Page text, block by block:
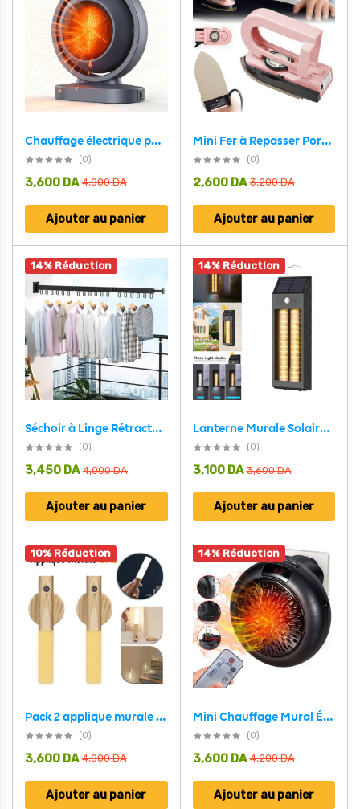
Chauffage électrique portable 380W avec fonction d’arrêt automatique – سخان كهربائي محمول
(0)
4,000DA
3,600 DA
Ajouter au panier
Mini Fer à Repasser Portable avec Température Réglable – مكواة ملابس محمولة
(0)
3,200DA
2,600 DA
Ajouter au panier
14% Réduction
Séchoir à Linge Rétractable pour Gagner de L’espace – علاقة ملابس لتوفير المساحة
(0)
4,000DA
3,450 DA
Ajouter au panier
14% Réduction
Lanterne Murale Solaire avec Lumière Colorées et Détecteur de Mouvements – مصباح خارجي يعمل بالطاقة الشمسية
(0)
3,600DA
3,100 DA
Ajouter au panier
10% Réduction
Pack 2 applique murale magnétique à détecteur de mouvement avec batterie rechargeable – طقم مصباحين بمستشعر حركة
(0)
4,000DA
3,600 DA
Ajouter au panier
14% Réduction
Mini Chauffage Mural Électrique 900W – سخان كهربائي صغير للحائط
(0)
4,200DA
3,600 DA
Ajouter au panier